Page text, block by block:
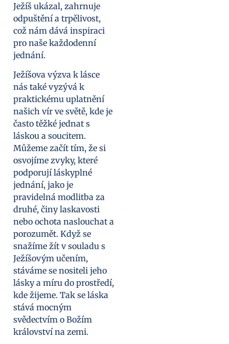
Ježíš ukázal, zahrnuje
odpuštění a trpělivost,
což nám dává inspiraci
pro naše každodenní
jednání.
Ježíšova výzva k lásce
nás také vyzývá k
praktickému uplatnění
našich vír ve světě, kde je
často těžké jednat s
láskou a soucitem.
Můžeme začít tím, že si
osvojíme zvyky, které
podporují láskyplné
jednání, jako je
pravidelná modlitba za
druhé, činy laskavosti
nebo ochota naslouchat a
porozumět. Když se
snažíme žít v souladu s
Ježíšovým učením,
stáváme se nositeli jeho
lásky a míru do prostředí,
kde žijeme. Tak se láska
stává mocným
svědectvím o Božím
království na zemi.